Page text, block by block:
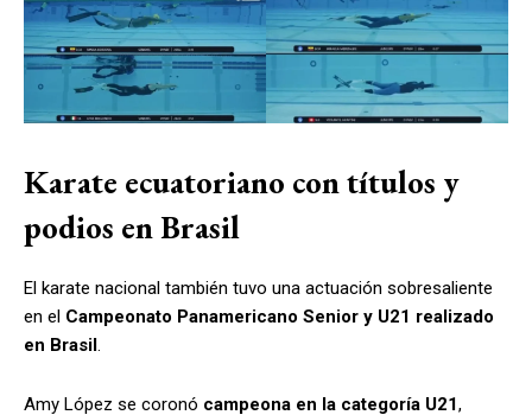
Karate ecuatoriano con títulos y
podios en Brasil
El karate nacional también tuvo una actuación sobresaliente
en el Campeonato Panamericano Senior y U21 realizado
en Brasil
Amy López se coronó campeona en la categoría U21,